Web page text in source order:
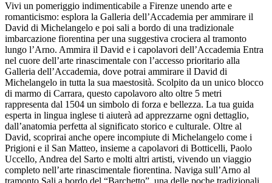
Vivi un pomeriggio indimenticabile a Firenze unendo arte e
romanticismo: esplora la Galleria dell’Accademia per ammirare il
David di Michelangelo e poi sali a bordo di una tradizionale
imbarcazione fiorentina per una suggestiva crociera al tramonto
lungo l’Arno. Ammira il David e i capolavori dell’Accademia Entra
nel cuore dell’arte rinascimentale con l’accesso prioritario alla
Galleria dell’Accademia, dove potrai ammirare il David di
Michelangelo in tutta la sua maestosità. Scolpito da un unico blocco
di marmo di Carrara, questo capolavoro alto oltre 5 metri
rappresenta dal 1504 un simbolo di forza e bellezza. La tua guida
esperta in lingua inglese ti aiuterà ad apprezzarne ogni dettaglio,
dall’anatomia perfetta al significato storico e culturale. Oltre al
David, scoprirai anche opere incompiute di Michelangelo come i
Prigioni e il San Matteo, insieme a capolavori di Botticelli, Paolo
Uccello, Andrea del Sarto e molti altri artisti, vivendo un viaggio
completo nell’arte rinascimentale fiorentina. Naviga sull’Arno al